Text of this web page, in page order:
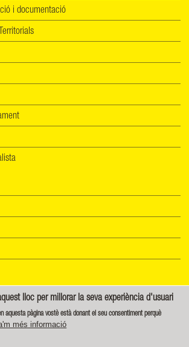
i documentació
dades Política de cookies
CompartirIgual 4.0 Internacional (CC BY-SA 4.0)
lloc per millorar la seva experiència d'usuari
aquesta pàgina vostè està donant el seu consentiment perquè
més informació